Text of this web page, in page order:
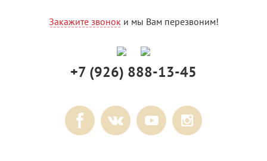
Закажите звоноки мы Вам перезвоним!
+7 (926) 888-13-45